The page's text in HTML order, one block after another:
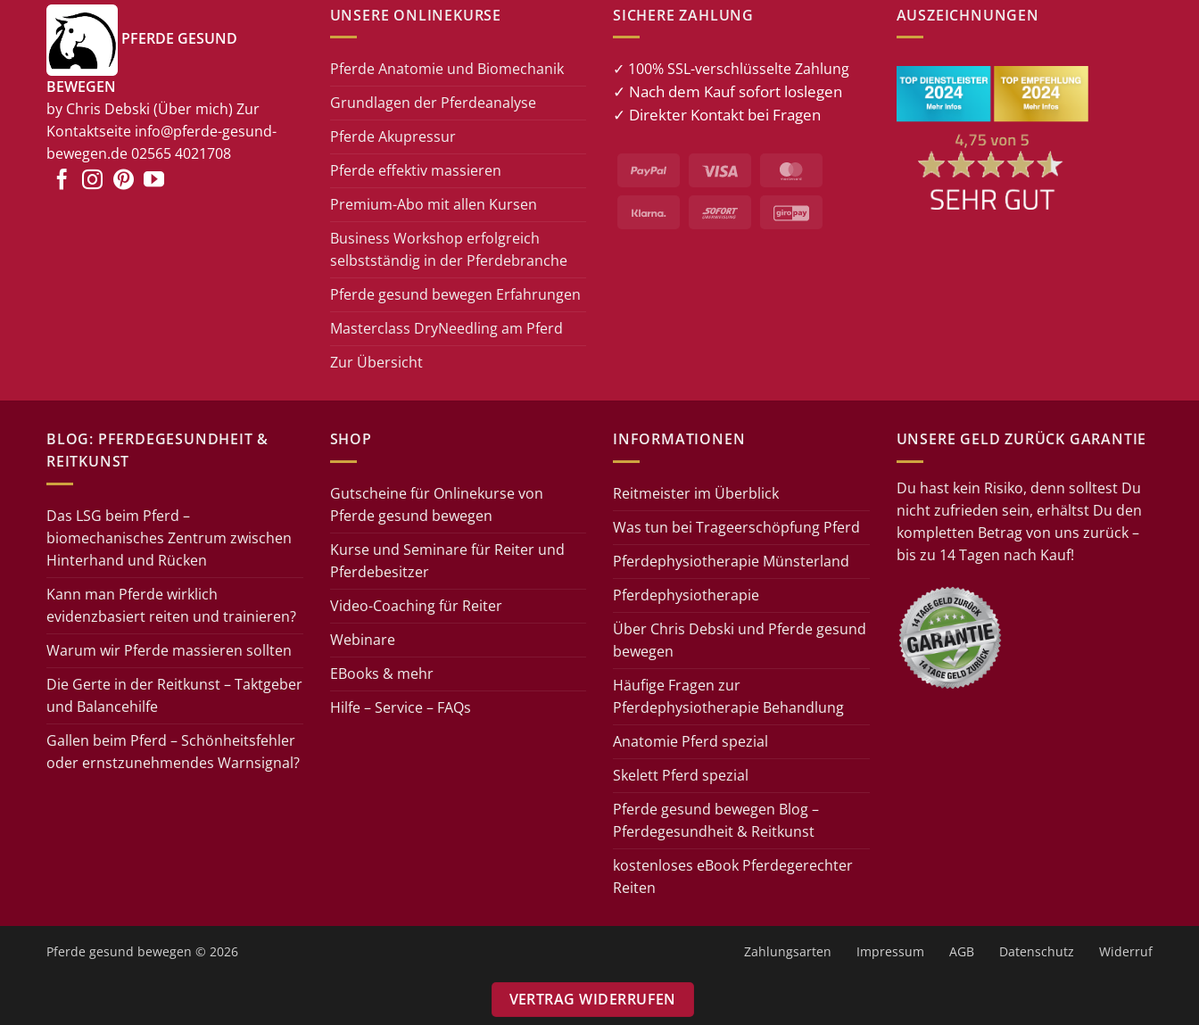
PFERDE GESUND
BEWEGEN
by Chris Debski (Über mich) Zur
Kontaktseite info@pferde-gesund-
bewegen.de02565 4021708
UNSERE ONLINEKURSE
Pferde Anatomie und Biomechanik
Grundlagen der Pferdeanalyse
Pferde Akupressur
Pferde effektiv massieren
Premium-Abo mit allen Kursen
Business Workshop erfolgreich
selbstständig in der Pferdebranche
Pferde gesund bewegen Erfahrungen
Masterclass DryNeedling am Pferd
Zur Übersicht
SICHERE ZAHLUNG
✓ 100% SSL-verschlüsselte Zahlung
✓ Nach dem Kauf sofort loslegen
✓ Direkter Kontakt bei Fragen
PayPal
Klarna Sofort GiroPay
AUSZEICHNUNGEN
BLOG: PFERDEGESUNDHEIT &
REITKUNST
Das LSG beim Pferd –
biomechanisches Zentrum zwischen
Hinterhand und Rücken
Kann man Pferde wirklich
evidenzbasiert reiten und trainieren?
Warum wir Pferde massieren sollten
Die Gerte in der Reitkunst – Taktgeber
und Balancehilfe
Gallen beim Pferd – Schönheitsfehler
oder ernstzunehmendes Warnsignal?
SHOP
Gutscheine für Onlinekurse von
Pferde gesund bewegen
Kurse und Seminare für Reiter und
Pferdebesitzer
Video-Coaching für Reiter
Webinare
EBooks & mehr
Hilfe – Service – FAQs
INFORMATIONEN
Reitmeister im Überblick
Was tun bei Trageerschöpfung Pferd
Pferdephysiotherapie Münsterland
Pferdephysiotherapie
Über Chris Debski und Pferde gesund
bewegen
Häufige Fragen zur
Pferdephysiotherapie Behandlung
Anatomie Pferd spezial
Skelett Pferd spezial
Pferde gesund bewegen Blog –
Pferdegesundheit & Reitkunst
kostenloses eBook Pferdegerechter
Reiten
UNSERE GELD ZURÜCK GARANTIE
Du hast kein Risiko, denn solltest Du
nicht zufrieden sein, erhältst Du den
kompletten Betrag von uns zurück –
bis zu 14 Tagen nach Kauf!
Zahlungsarten Impressum AGB Datenschutz Widerruf
Pferde gesund bewegen © 2026
VERTRAG WIDERRUFEN